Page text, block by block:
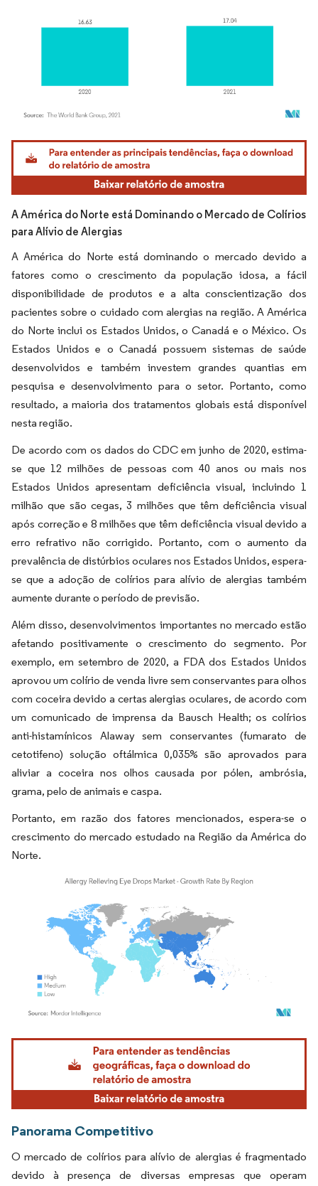
Imagem © Mordor Intelligence. O reuso requer atribuição conforme CC BY 4.0.
A América do Norte está Dominando o Mercado de Colírios
para Alívio de Alergias
A América do Norte está dominando o mercado devido a
fatores como o crescimento da população idosa, a fácil
disponibilidade de produtos e a alta conscientização dos
pacientes sobre o cuidado com alergias na região. A América
do Norte inclui os Estados Unidos, o Canadá e o México. Os
Estados Unidos e o Canadá possuem sistemas de saúde
desenvolvidos e também investem grandes quantias em
pesquisa e desenvolvimento para o setor. Portanto, como
resultado, a maioria dos tratamentos globais está disponível
nesta região.
De acordo com os dados do CDC em junho de 2020, estima-
se que 12 milhões de pessoas com 40 anos ou mais nos
Estados Unidos apresentam deficiência visual, incluindo 1
milhão que são cegas, 3 milhões que têm deficiência visual
após correção e 8 milhões que têm deficiência visual devido a
erro refrativo não corrigido. Portanto, com o aumento da
prevalência de distúrbios oculares nos Estados Unidos, espera-
se que a adoção de colírios para alívio de alergias também
aumente durante o período de previsão.
Além disso, desenvolvimentos importantes no mercado estão
afetando positivamente o crescimento do segmento. Por
exemplo, em setembro de 2020, a FDA dos Estados Unidos
aprovou um colírio de venda livre sem conservantes para olhos
com coceira devido a certas alergias oculares, de acordo com
um comunicado de imprensa da Bausch Health; os colírios
anti-histamínicos Alaway sem conservantes (fumarato de
cetotifeno) solução oftálmica 0,035% são aprovados para
aliviar a coceira nos olhos causada por pólen, ambrósia,
grama, pelo de animais e caspa.
Portanto, em razão dos fatores mencionados, espera-se o
crescimento do mercado estudado na Região da América do
Norte.
Imagem © Mordor Intelligence. O reuso requer atribuição conforme CC BY 4.0.
Panorama Competitivo
O mercado de colírios para alívio de alergias é fragmentado
devido à presença de diversas empresas que operam